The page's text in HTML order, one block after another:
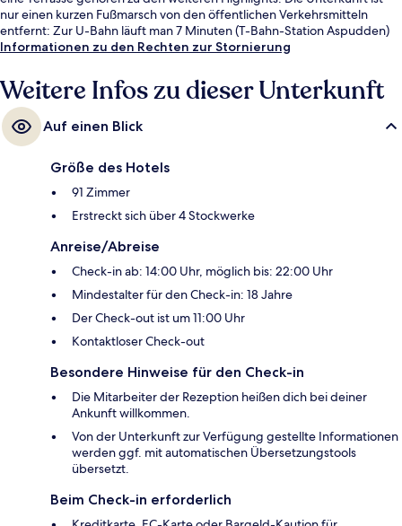
nur einen kurzen Fußmarsch von den öffentlichen Verkehrsmitteln
entfernt: Zur U-Bahn läuft man 7 Minuten (T-Bahn-Station Aspudden)
bzw. 8 Minuten (Station Aspudden).
Informationen zu den Rechten zur Stornierung
Weitere Infos zu dieser Unterkunft
Auf einen Blick
Größe des Hotels
91 Zimmer
Erstreckt sich über 4 Stockwerke
Anreise/Abreise
Check-in ab: 14:00 Uhr, möglich bis: 22:00 Uhr
Mindestalter für den Check-in: 18 Jahre
Der Check-out ist um 11:00 Uhr
Kontaktloser Check-out
Besondere Hinweise für den Check-in
Die Mitarbeiter der Rezeption heißen dich bei deiner
Ankunft willkommen.
Von der Unterkunft zur Verfügung gestellte Informationen
werden ggf. mit automatischen Übersetzungstools
übersetzt.
Beim Check-in erforderlich